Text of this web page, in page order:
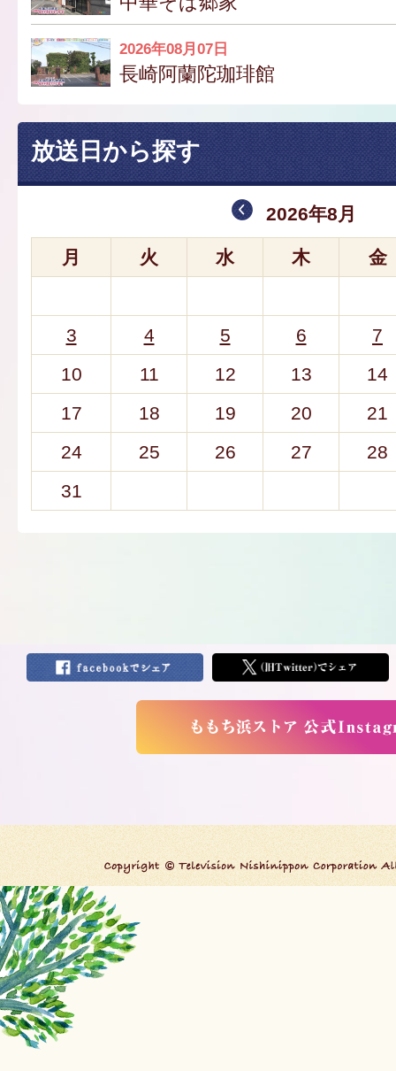
2026年08月07日
長崎阿蘭陀珈琲館
放送日から探す
2026年8月
月 火 水 木 金
3 4 5 6
7
10
11 12 13
14
17
18 19 20
21
24
25 26 27
28
31